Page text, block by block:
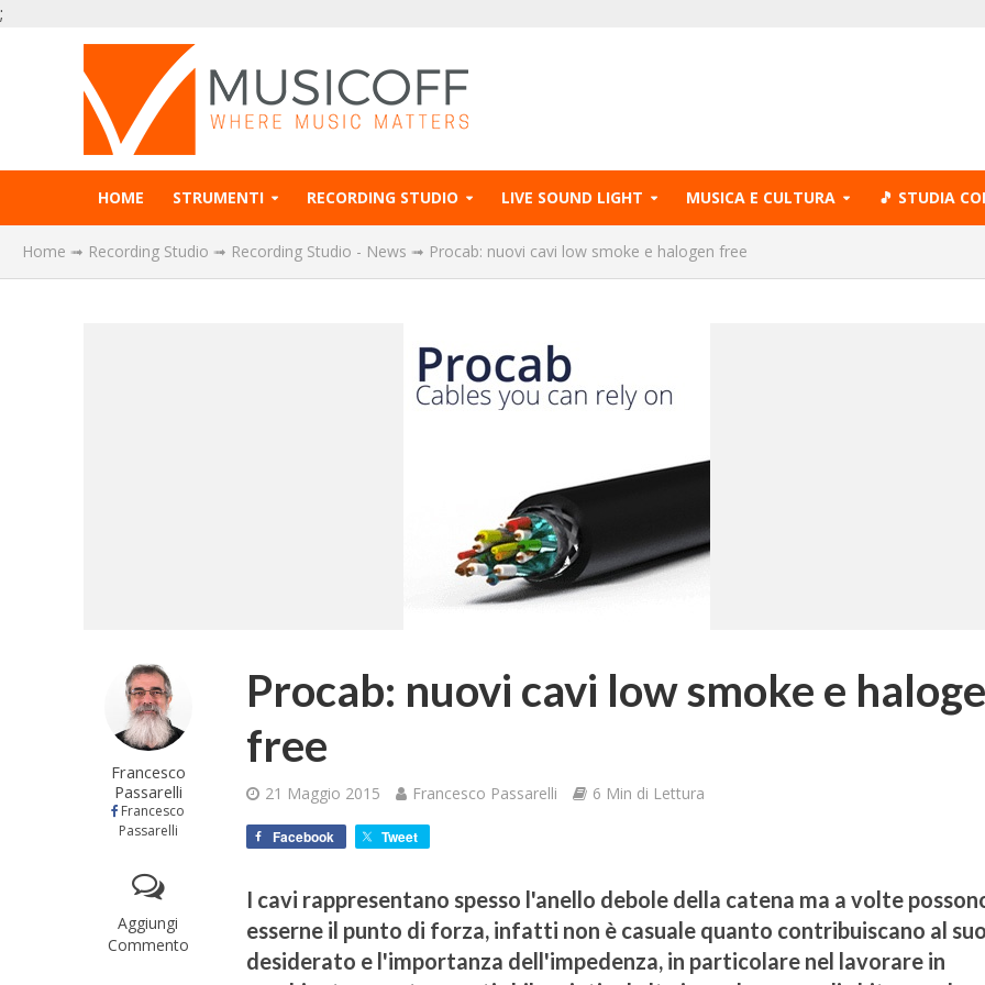
;
HOME STRUMENTI RECORDING STUDIO LIVE SOUND LIGHT MUSICA E CULTURA 🎵 STUDIA
Home ➟ Recording Studio ➟ Recording Studio - News ➟ Procab: nuovi cavi low smoke e halogen free
Francesco
Passarelli
Francesco
Passarelli
Aggiungi
Commento
Procab: nuovi cavi low smoke e
free
21 Maggio 2015 Francesco Passarelli 6 Min di Lettura
Facebook Tweet
I cavi rappresentano spesso l'anello debole della catena ma a volte
esserne il punto di forza, infatti non è casuale quanto contribuiscano al
desiderato e l'importanza dell'impedenza, in particolare nel lavorare in